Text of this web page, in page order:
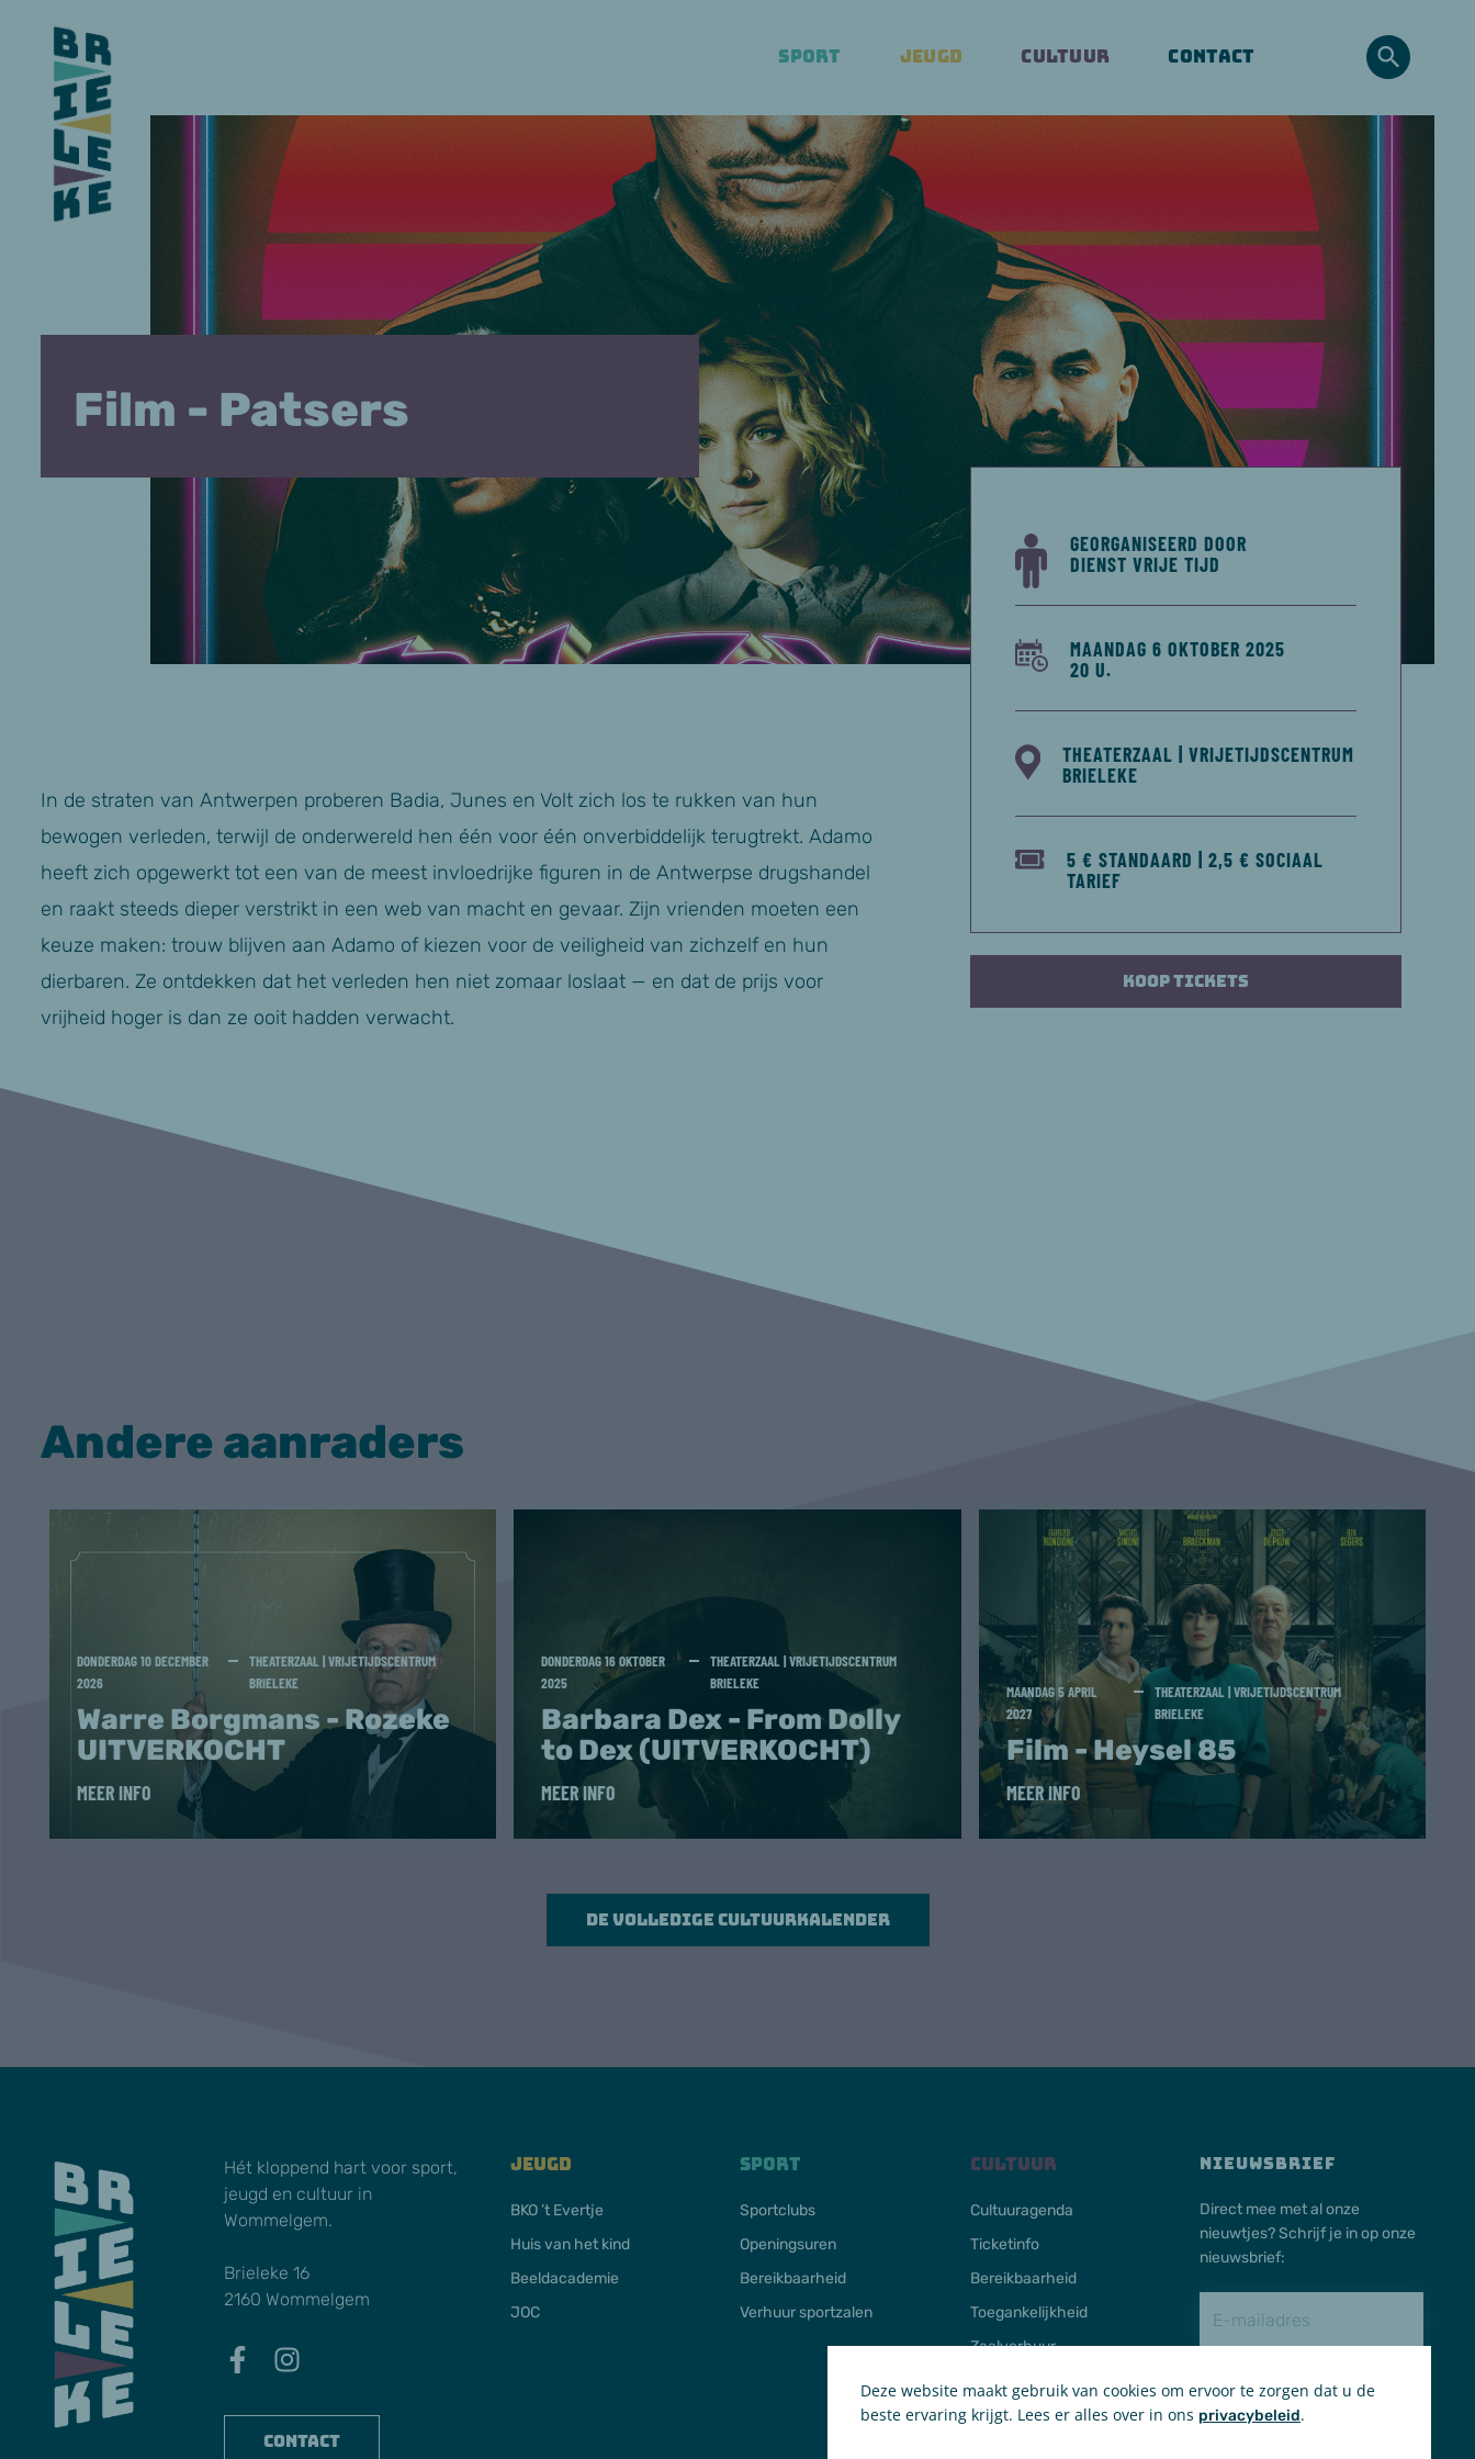
SPORT JEUGD CULTUUR CONTACT
Film - Patsers
In de straten van Antwerpen proberen Badia, Junes en Volt zich los te rukken van hun
bewogen verleden, terwijl de onderwereld hen één voor één onverbiddelijk terugtrekt. Adamo
heeft zich opgewerkt tot een van de meest invloedrijke figuren in de Antwerpse drugshandel
en raakt steeds dieper verstrikt in een web van macht en gevaar. Zijn vrienden moeten een
keuze maken: trouw blijven aan Adamo of kiezen voor de veiligheid van zichzelf en hun
dierbaren. Ze ontdekken dat het verleden hen niet zomaar loslaat — en dat de prijs voor
vrijheid hoger is dan ze ooit hadden verwacht.
GEORGANISEERD DOOR
DIENST VRIJE TIJD
MAANDAG 6 OKTOBER 2025
20 U.
THEATERZAAL | VRIJETIJDSCENTRUM
BRIELEKE
5 € STANDAARD | 2,5 € SOCIAAL
TARIEF
Koop tickets
Andere aanraders
DONDERDAG 10 DECEMBER
2026
THEATERZAAL | VRIJETIJDSCENTRUM
BRIELEKE
Warre Borgmans - Rozeke
UITVERKOCHT
MEER INFO
DONDERDAG 16 OKTOBER
2025
THEATERZAAL | VRIJETIJDSCENTRUM
BRIELEKE
Barbara Dex - From Dolly
to Dex (UITVERKOCHT)
MEER INFO
MAANDAG 5 APRIL
2027
THEATERZAAL | VRIJETIJDSCENTRUM
BRIELEKE
Film - Heysel 85
MEER INFO
De volledige cultuurkalender
NIEUWSBRIEF
Direct mee met al onze
nieuwtjes? Schrijf je in op onze
nieuwsbrief:
Schrijf in
Hét kloppend hart voor sport,
jeugd en cultuur in
Wommelgem.
Brieleke 16
2160 Wommelgem
Contact
Jeugd
BKO ’t Evertje
Huis van het kind
Beeldacademie
JOC
Sport
Sportclubs
Openingsuren
Bereikbaarheid
Verhuur sportzalen
Cultuur
Cultuuragenda
Ticketinfo
Bereikbaarheid
Toegankelijkheid
Zaalverhuur
Deze website maakt gebruik van cookies om ervoor te zorgen dat u de
beste ervaring krijgt. Lees er alles over in ons privacybeleid.